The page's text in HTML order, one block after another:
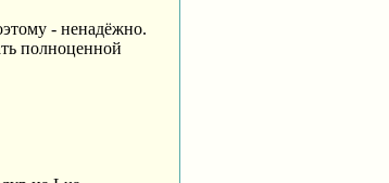
- ненадёжно.
полноценной